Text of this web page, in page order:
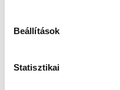
Beállítások
Statisztikai